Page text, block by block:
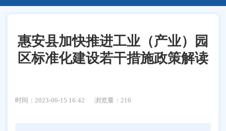
惠安县加快推进工业（产业）园
区标准化建设若干措施政策解读
时间：2023-06-15 16:42 浏览量：216